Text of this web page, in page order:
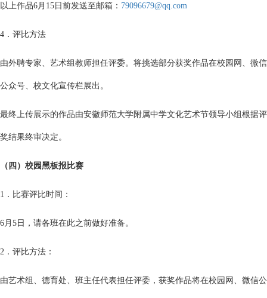
以上作品6月15日前发送至邮箱： 79096679@qq.com
4．评比方法
由外聘专家、艺术组教师担任评委。将挑选部分获奖作品在校园网、微信
公众号、校文化宣传栏展出。
最终上传展示的作品由安徽师范大学附属中学文化艺术节领导小组根据评
奖结果终审决定。
（四）校园黑板报比赛
1．比赛评比时间：
6月5日，请各班在此之前做好准备。
2．评比方法：
由艺术组、德育处、班主任代表担任评委，获奖作品将在校园网、微信公